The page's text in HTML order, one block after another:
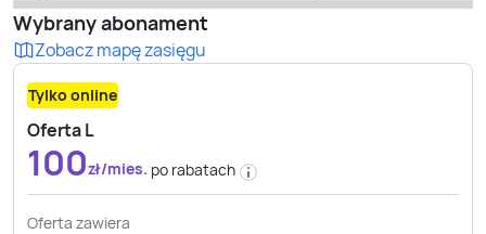
Wybrany abonament
Zobacz mapę zasięgu
Tylko online
Oferta L
100zł/mies. po rabatach
Oferta zawiera